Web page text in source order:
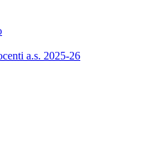
a.s. 2025-26